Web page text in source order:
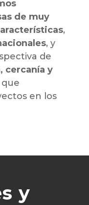
de muy
,
, y
de
cercanía y
en los
y